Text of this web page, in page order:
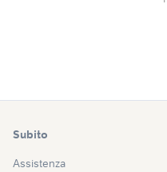
Subito
Assistenza